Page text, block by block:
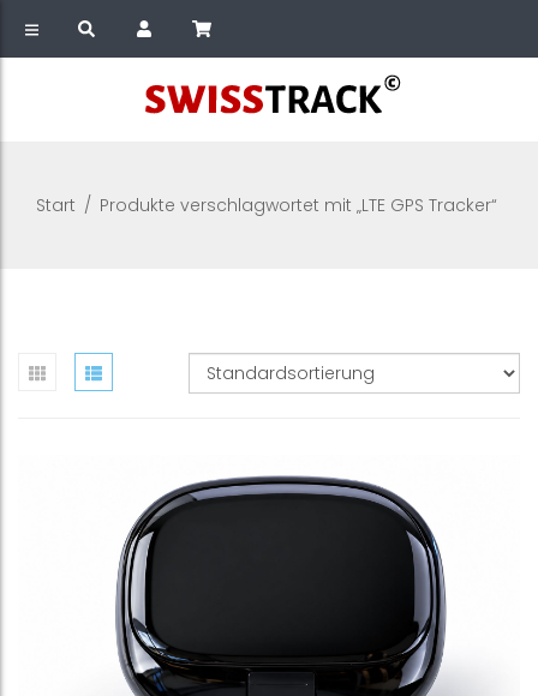
Start / Produkte verschlagwortet mit „LTE GPS Tracker“